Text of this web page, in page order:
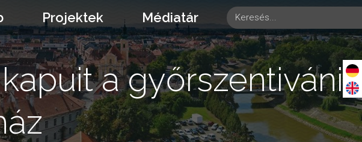
Projektek Médiatár
a győrszentiváni